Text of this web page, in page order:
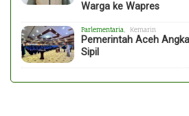
Warga ke Wapres
Parlementaria , Kemarin
Pemerintah Aceh
Sipil